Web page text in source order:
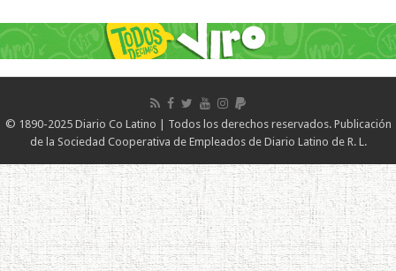
© 1890-2025 Diario Co Latino | Todos los derechos reservados. Publicación
de la Sociedad Cooperativa de Empleados de Diario Latino de R. L.